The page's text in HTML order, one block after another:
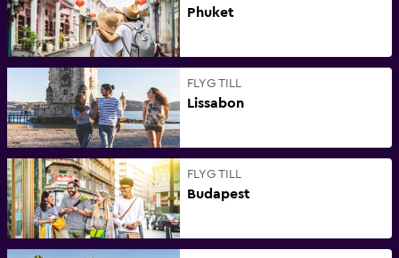
Phuket
FLYG TILL
Lissabon
FLYG TILL
Budapest